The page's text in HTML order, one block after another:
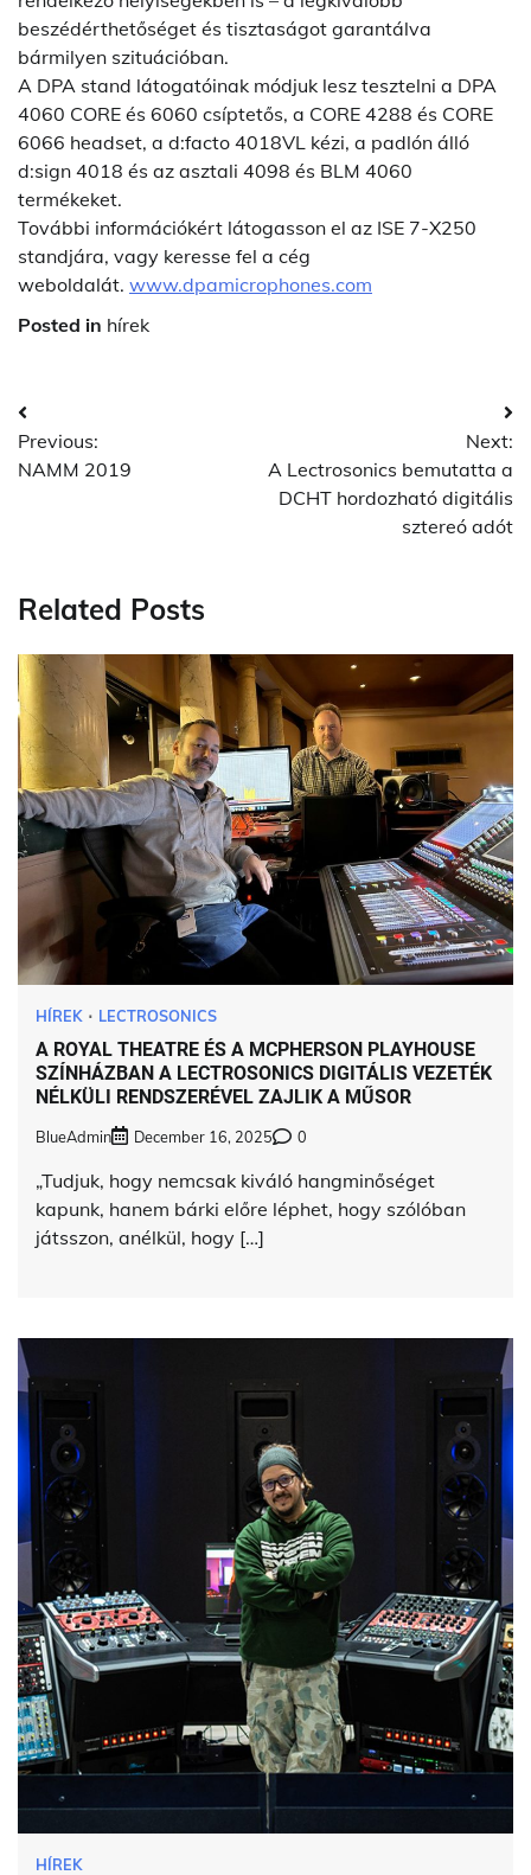
beszédérthetőséget és tisztaságot garantálva
bármilyen szituációban.
A DPA stand látogatóinak módjuk lesz tesztelni a DPA
4060 CORE és 6060 csíptetős, a CORE 4288 és CORE
6066 headset, a d:facto 4018VL kézi, a padlón álló
d:sign 4018 és az asztali 4098 és BLM 4060
termékeket.
További információkért látogasson el az ISE 7-X250
standjára, vagy keresse fel a cég
weboldalát. www.dpamicrophones.com
Posted in hírek
Post
navigation
Previous:
NAMM 2019
Next:
A Lectrosonics bemutatta a
DCHT hordozható digitális
sztereó adót
Related Posts
HÍREK LECTROSONICS
A ROYAL THEATRE ÉS A MCPHERSON PLAYHOUSE
SZÍNHÁZBAN A LECTROSONICS DIGITÁLIS VEZETÉK
NÉLKÜLI RENDSZERÉVEL ZAJLIK A MŰSOR
BlueAdmin December 16, 2025 0
„Tudjuk, hogy nemcsak kiváló hangminőséget
kapunk, hanem bárki előre léphet, hogy szólóban
játsszon, anélkül, hogy […]
HÍREK